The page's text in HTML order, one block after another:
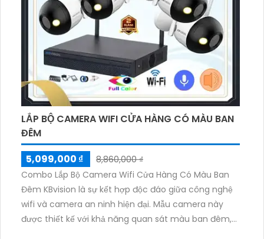
khắc nghiệt, bộ camera này đáp ứng tốt nhu cầu an
ninh cho khu vực ngoài trời mà không tốn kém quá
nhiều chi phí.
LẮP BỘ CAMERA WIFI CỬA HÀNG CÓ MÀU BAN
ĐÊM
5,099,000 ₫
8,860,000 ₫
Combo Lắp Bộ Camera Wifi Cửa Hàng Có Màu Ban
Đêm KBvision là sự kết hợp độc đáo giữa công nghệ
wifi và camera an ninh hiện đại. Mẫu camera này
được thiết kế với khả năng quan sát màu ban đêm,